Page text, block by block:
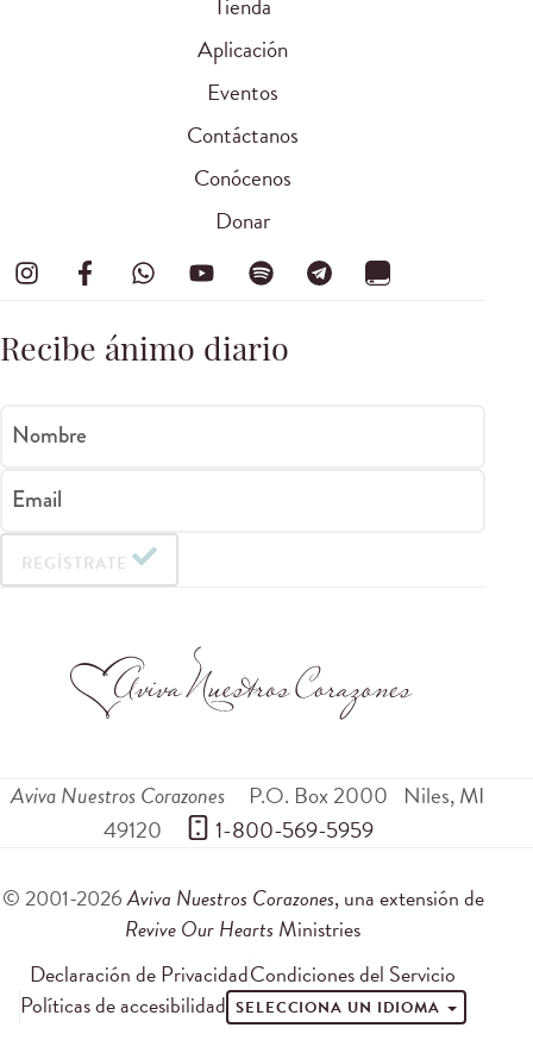
Aplicación
Eventos
Contáctanos
Conócenos
Donar
Recibe ánimo diario
Nombre
Email
REGÍSTRATE
Aviva Nuestros Corazones P.O. Box 2000 Niles,MI
49120
1-800-569-5959
© 2001-2026Aviva Nuestros Corazones, una extensión de
Revive Our Hearts Ministries
Declaración de PrivacidadCondiciones del Servicio
Políticas de accesibilidad SELECCIONA UN IDIOMA